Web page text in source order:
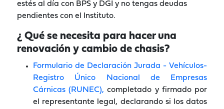
estés al día con BPS y DGI y no tengas deudas
pendientes con el Instituto.
¿ Qué se necesita para hacer una
renovación y cambio de chasis?
Formulario de Declaración Jurada - Vehículos-
Registro Único Nacional de Empresas
Cárnicas (RUNEC), completado y firmado por
el representante legal, declarando si los datos